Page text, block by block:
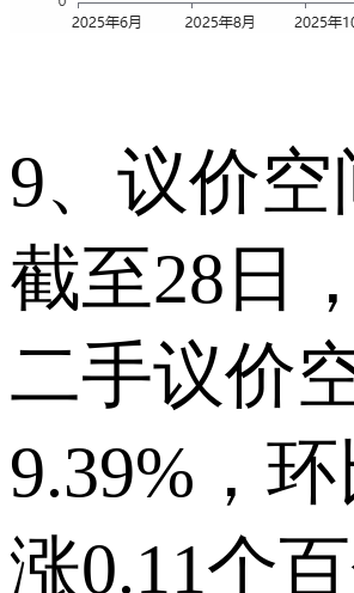
9、议价空
截至28日
二手议价
9.39%，
涨0.11个